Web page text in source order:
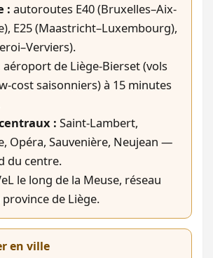
: autoroutes E40 (Bruxelles–Aix-
E25 (Maastricht–Luxembourg),
aéroport de Liège-Bierset (vols
cost saisonniers) à 15 minutes
: Saint-Lambert,
Opéra, Sauvenière, Neujean —
du centre.
le long de la Meuse, réseau
de Liège.
en ville